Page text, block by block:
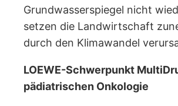
Grundwasserspiegel nicht
setzen die Landwirtschaft
durch den Klimawandel
LOEWE-Schwerpunkt
pädiatrischen Onkologie